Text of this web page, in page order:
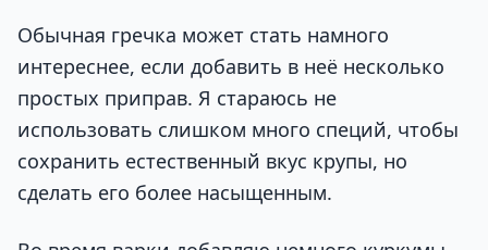
Обычная гречка может стать намного
интереснее, если добавить в неё несколько
простых приправ. Я стараюсь не
использовать слишком много специй, чтобы
сохранить естественный вкус крупы, но
сделать его более насыщенным.